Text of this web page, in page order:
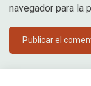
navegador para la